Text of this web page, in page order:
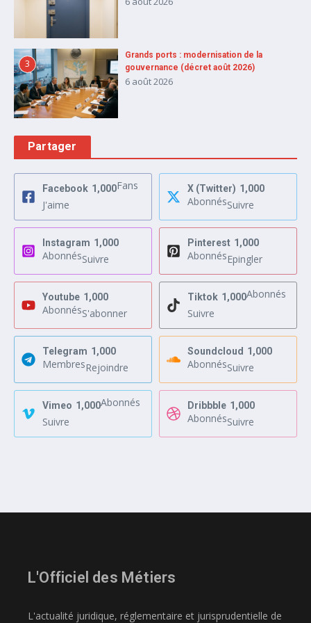
3
Grands ports : modernisation de la
gouvernance (décret août 2026)
6 août 2026
Partager
Facebook 1,000Fans
J'aime
X (Twitter) 1,000
AbonnésSuivre
Instagram 1,000
AbonnésSuivre
Pinterest 1,000
AbonnésEpingler
Youtube 1,000
AbonnésS'abonner
Tiktok 1,000Abonnés
Suivre
Telegram 1,000
MembresRejoindre
Soundcloud 1,000
AbonnésSuivre
Vimeo 1,000Abonnés
Suivre
Dribbble 1,000
AbonnésSuivre
L'Officiel des Métiers
L'actualité juridique, réglementaire et jurisprudentielle de